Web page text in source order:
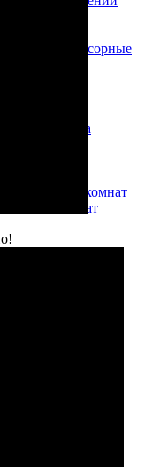
урны, сенсорные
воздуха
и ванных комнат
ванных комнат